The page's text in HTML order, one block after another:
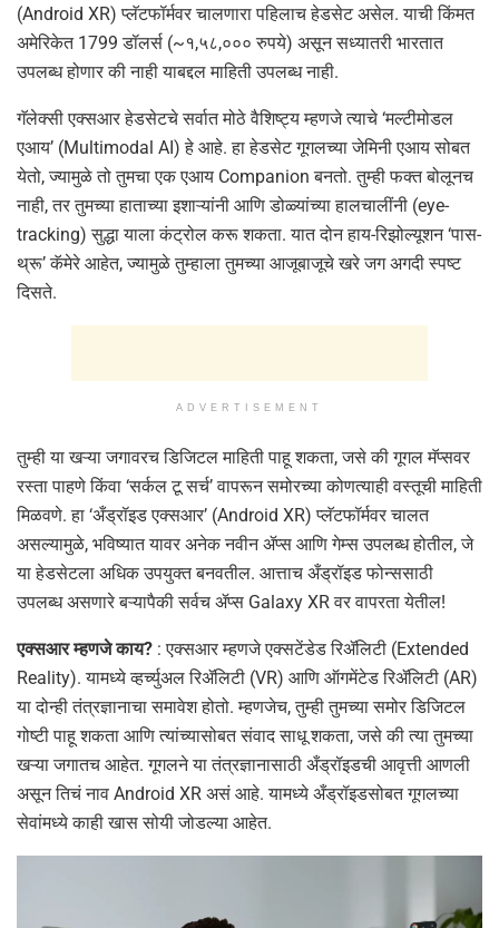
(Android XR) प्लॅटफॉर्मवर चालणारा पहिलाच हेडसेट असेल. याची किंमत
अमेरिकेत 1799 डॉलर्स (~१,५८,००० रुपये) असून सध्यातरी भारतात
उपलब्ध होणार की नाही याबद्दल माहिती उपलब्ध नाही.
गॅलेक्सी एक्सआर हेडसेटचे सर्वात मोठे वैशिष्ट्य म्हणजे त्याचे ‘मल्टीमोडल
एआय’ (Multimodal AI) हे आहे. हा हेडसेट गूगलच्या जेमिनी एआय सोबत
येतो, ज्यामुळे तो तुमचा एक एआय Companion बनतो. तुम्ही फक्त बोलूनच
नाही, तर तुमच्या हाताच्या इशाऱ्यांनी आणि डोळ्यांच्या हालचालींनी (eye-
tracking) सुद्धा याला कंट्रोल करू शकता. यात दोन हाय-रिझोल्यूशन ‘पास-
थ्रू’ कॅमेरे आहेत, ज्यामुळे तुम्हाला तुमच्या आजूबाजूचे खरे जग अगदी स्पष्ट
दिसते.
ADVERTISEMENT
तुम्ही या खऱ्या जगावरच डिजिटल माहिती पाहू शकता, जसे की गूगल मॅप्सवर
रस्ता पाहणे किंवा ‘सर्कल टू सर्च’ वापरून समोरच्या कोणत्याही वस्तूची माहिती
मिळवणे. हा ‘अँड्रॉइड एक्सआर’ (Android XR) प्लॅटफॉर्मवर चालत
असल्यामुळे, भविष्यात यावर अनेक नवीन ॲप्स आणि गेम्स उपलब्ध होतील, जे
या हेडसेटला अधिक उपयुक्त बनवतील. आत्ताच अँड्रॉइड फोन्ससाठी
उपलब्ध असणारे बऱ्यापैकी सर्वच ॲप्स Galaxy XR वर वापरता येतील!
एक्सआर म्हणजे काय? : एक्सआर म्हणजे एक्सटेंडेड रिॲलिटी (Extended
Reality). यामध्ये व्हर्च्युअल रिॲलिटी (VR) आणि ऑगमेंटेड रिॲलिटी (AR)
या दोन्ही तंत्रज्ञानाचा समावेश होतो. म्हणजेच, तुम्ही तुमच्या समोर डिजिटल
गोष्टी पाहू शकता आणि त्यांच्यासोबत संवाद साधू शकता, जसे की त्या तुमच्या
खऱ्या जगातच आहेत. गूगलने या तंत्रज्ञानासाठी अँड्रॉइडची आवृत्ती आणली
असून तिचं नाव Android XR असं आहे. यामध्ये अँड्रॉइडसोबत गूगलच्या
सेवांमध्ये काही खास सोयी जोडल्या आहेत.